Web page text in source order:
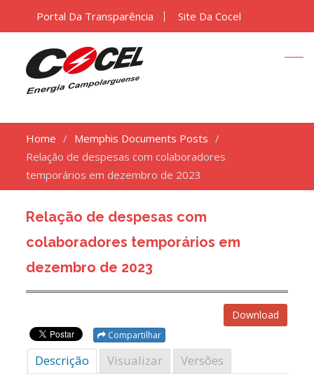
Portal Da Transparência Site Da Cocel
Home
Memphis Documents Posts
Relação de despesas com colaboradores
temporários em dezembro de 2023
Relação de despesas com
colaboradores temporários em
dezembro de 2023
Download
Compartilhar
Descrição Visualizar Versões